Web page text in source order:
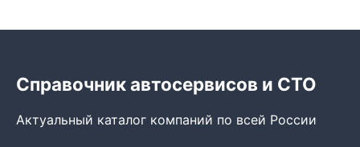
Справочник автосервисов и СТО
Актуальный каталог компаний по всей России